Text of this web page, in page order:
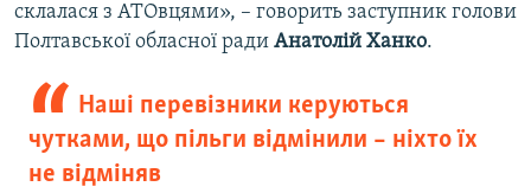
склалася з АТОвцями», – говорить заступник голови
Полтавської обласної ради Анатолій Ханко.
Наші перевізники керуються
чутками, що пільги відмінили – ніхто їх
не відміняв